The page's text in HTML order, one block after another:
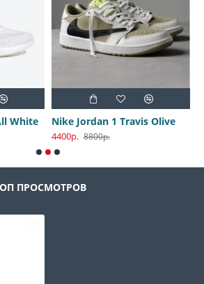
White Nike Jordan 1 Travis Olive
4400р. 8800р.
ПРОСМОТРОВ